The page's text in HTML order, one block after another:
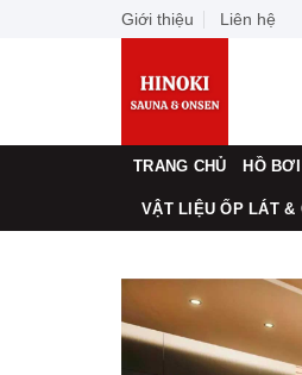
Giới thiệu Liên hệ
TRANG CHỦ HỒ
VẬT LIỆU ỐP LÁT &